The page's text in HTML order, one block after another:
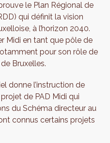
le Plan Régional de
qui définit la vision
à l’horizon 2040.
Midi en tant que pôle de
pour son rôle de
Bruxelles.
donne l’instruction de
de PAD Midi qui
du Schéma directeur au
connus certains projets